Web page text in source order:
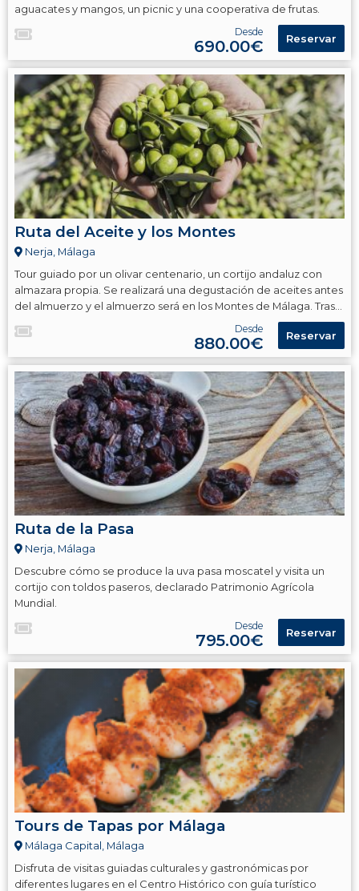
aguacates y mangos, un picnic y una cooperativa de frutas.
Desde
690.00€ Reservar
Ruta del Aceite y los Montes
Nerja, Málaga
Tour guiado por un olivar centenario, un cortijo andaluz con
almazara propia. Se realizará una degustación de aceites antes
del almuerzo y el almuerzo será en los Montes de Málaga. Tras
Desde
880.00€ Reservar
Ruta de la Pasa
Nerja, Málaga
Descubre cómo se produce la uva pasa moscatel y visita un
cortijo con toldos paseros, declarado Patrimonio Agrícola
Mundial.
Desde
795.00€ Reservar
Tours de Tapas por Málaga
Málaga Capital, Málaga
Disfruta de visitas guiadas culturales y gastronómicas por
diferentes lugares en el Centro Histórico con guía turístico